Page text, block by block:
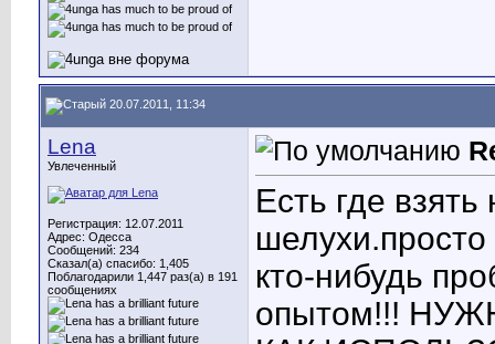
20.07.2011, 11:34
Lena
Увлеченный
Регистрация: 12.07.2011
Адрес: Одесса
Сообщений: 234
Сказал(а) спасибо: 1,405
Поблагодарили 1,447 раз(а) в 191
сообщениях
Есть где
кто-нибудь
опытом!!!